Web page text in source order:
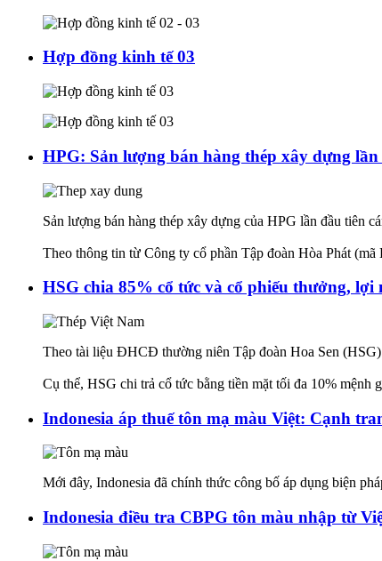
Hợp đồng kinh tế 03
HPG: Sản lượng bán hàng thép xây dựng
Sản lượng bán hàng thép xây dựng của HPG lần đầu tiên
Theo thông tin từ Công ty cổ phần Tập đoàn Hòa Phát
HSG chia 85% cổ tức và cổ phiếu thưởng,
Theo tài liệu ĐHCĐ thường niên Tập đoàn Hoa Sen
Cụ thể, HSG chi trả cổ tức bằng tiền mặt tối đa 10% mệnh
Indonesia áp thuế tôn mạ màu Việt: Cạnh
Mới đây, Indonesia đã chính thức công bố áp dụng biện
Indonesia điều tra CBPG tôn màu nhập từ